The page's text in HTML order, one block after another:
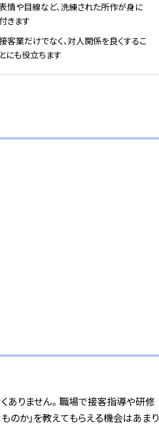
情や目線など、洗練された所作が身に
付きます
接客業だけでなく、対人関係を良くするこ
とにも役立ちます
ありません。 職場で接客指導や研修
のか」を教えてもらえる機会はあまり